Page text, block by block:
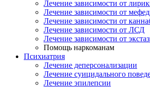
Лечение зависимости от
Лечение зависимости от
Лечение зависимости от
Лечение зависимости от ЛСД
Лечение зависимости от
Помощь наркоманам
Психиатрия
Лечение деперсонализации
Лечение суицидального
Лечение эпилепсии